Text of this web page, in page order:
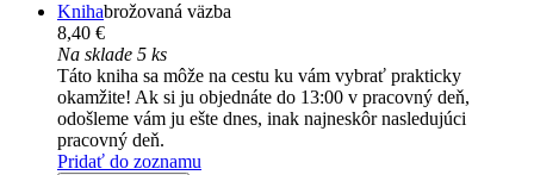
Knihabrožovaná väzba
8,40 €
Na sklade 5 ks
Táto kniha sa môže na cestu ku vám vybrať prakticky
okamžite! Ak si ju objednáte do 13:00 v pracovný deň,
odošleme vám ju ešte dnes, inak najneskôr nasledujúci
pracovný deň.
Pridať do zoznamu